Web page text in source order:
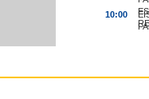
10:00